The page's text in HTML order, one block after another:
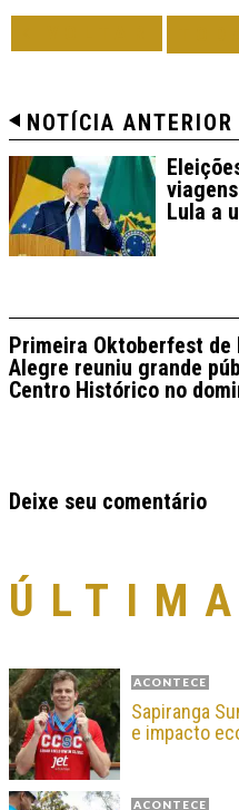
NOTÍCIA ANTERIOR
Lula a
Primeira Oktoberfest de
Alegre reuniu grande
Centro Histórico no
Deixe seu comentário
ACONTECE
Sapiranga
e impacto
ACONTECE